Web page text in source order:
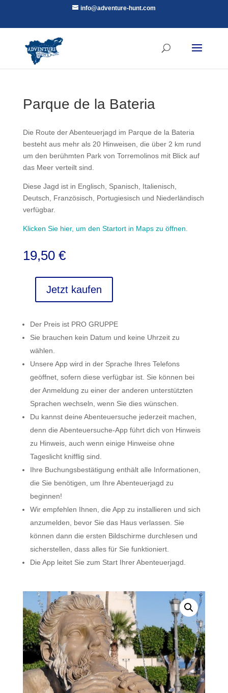
info@adventure-hunt.com
Parque de la Bateria
Die Route der Abenteuerjagd im Parque de la Bateria
besteht aus mehr als 20 Hinweisen, die über 2 km rund
um den berühmten Park von Torremolinos mit Blick auf
das Meer verteilt sind.
Diese Jagd ist in Englisch, Spanisch, Italienisch,
Deutsch, Französisch, Portugiesisch und Niederländisch
verfügbar.
Klicken Sie hier, um den Startort in Maps zu öffnen.
19,50 €
Menge
Jetzt kaufen
Der Preis ist PRO GRUPPE
Sie brauchen kein Datum und keine Uhrzeit zu
wählen.
Unsere App wird in der Sprache Ihres Telefons
geöffnet, sofern diese verfügbar ist. Sie können bei
der Anmeldung zu einer der anderen unterstützten
Sprachen wechseln, wenn Sie dies wünschen.
Du kannst deine Abenteuersuche jederzeit machen,
denn die Abenteuersuche-App führt dich von Hinweis
zu Hinweis, auch wenn einige Hinweise ohne
Tageslicht knifflig sind.
Ihre Buchungsbestätigung enthält alle Informationen,
die Sie benötigen, um Ihre Abenteuerjagd zu
beginnen!
Wir empfehlen Ihnen, die App zu installieren und sich
anzumelden, bevor Sie das Haus verlassen. Sie
können dann die ersten Bildschirme durchlesen und
sicherstellen, dass alles für Sie funktioniert.
Die App leitet Sie zum Start Ihrer Abenteuerjagd.